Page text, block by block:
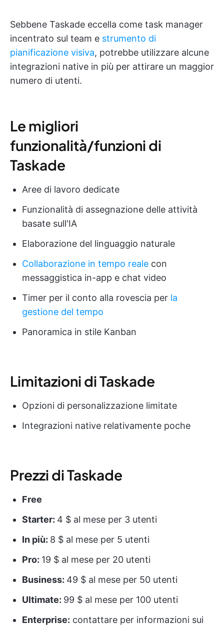
Sebbene Taskade eccella come task manager
incentrato sul team e strumento di
pianificazione visiva, potrebbe utilizzare alcune
integrazioni native in più per attirare un maggior
numero di utenti.
Le migliori
funzionalità/funzioni di
Taskade
Aree di lavoro dedicate
Funzionalità di assegnazione delle attività
basate sull'IA
Elaborazione del linguaggio naturale
Collaborazione in tempo reale con
messaggistica in-app e chat video
Timer per il conto alla rovescia per la
gestione del tempo
Panoramica in stile Kanban
Limitazioni di Taskade
Opzioni di personalizzazione limitate
Integrazioni native relativamente poche
Prezzi di Taskade
Free
Starter: 4 $ al mese per 3 utenti
In più: 8 $ al mese per 5 utenti
Pro: 19 $ al mese per 20 utenti
Business: 49 $ al mese per 50 utenti
Ultimate: 99 $ al mese per 100 utenti
Enterprise: contattare per informazioni sui